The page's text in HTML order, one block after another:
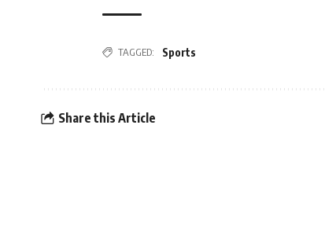
TAGGED: Sports
Share this Article